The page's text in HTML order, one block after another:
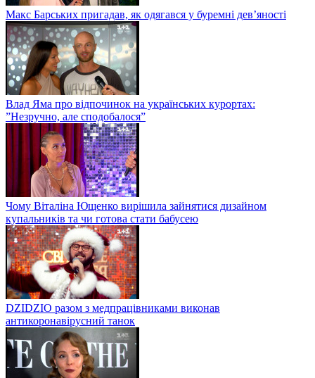
Макс Барських пригадав, як одягався у буремні дев’яності
Влад Яма про відпочинок на українських курортах:
”Незручно, але сподобалося”
Чому Віталіна Ющенко вирішила зайнятися дизайном
купальників та чи готова стати бабусею
DZIDZIO разом з медпрацівниками виконав
антикоронавірусний танок